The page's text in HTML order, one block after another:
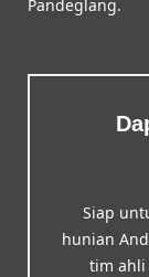
Pandeglang.
Siap
hunian
tim ahli